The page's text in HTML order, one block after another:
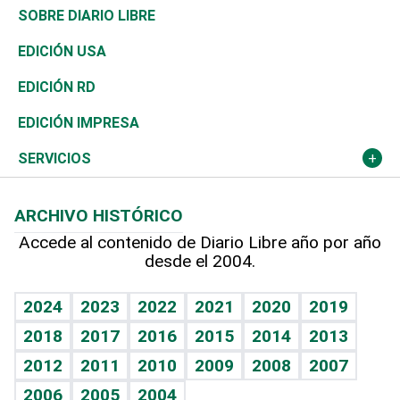
José Boquete
Reportajes
Asia
África
Ocenanía
Caribe
Resto del mundo
Consumo
Vivienda
Telecom.
Global y variable
Economía personal
Belleza
Buena Vida
Sociales
Novedades
Podcast Arte Libre
Hablando con el pediatra
Vida y familia
Eñe
Celebrando la vida
Golf
Ciclismo
Tenis
Olimpismo
Más deportes
BRV
TBT Deportivo
Editorial
De buena tinta
En Directo
Frente al Statu Quo
El Espía
Columnistas
Más firmas
Clima
Tecnología
Historia
Despertando al gigante
Cambio climático
Mundo
Economía
Revista
Deportes
Opinión
Hecho en casa
Guía del dinero
SOBRE DIARIO LIBRE
EDICIÓN USA
EDICIÓN RD
EDICIÓN IMPRESA
SERVICIOS
Cumpleaños
Horóscopos
Juegos
ARCHIVO HISTÓRICO
Accede al contenido de Diario Libre año por año
desde el 2004.
2024 2023 2022 2021 2020
2019
2018
2017 2016 2015 2014
2013
2012
2011 2010 2009 2008
2007
2006
2005 2004